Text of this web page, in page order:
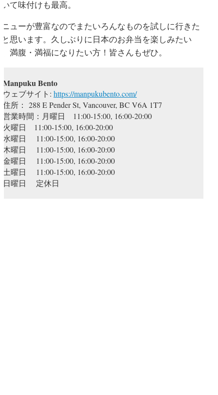
て味付けも最高。
ューが豊富なのでまたいろんなものを試しに行きた
思います。久しぶりに日本のお弁当を楽しみたい
満腹・満福になりたい方！皆さんもぜひ。
Manpuku Bento
ウェブサイト: https://manpukubento.com/
住所： 288 E Pender St, Vancouver, BC V6A 1T7
営業時間：月曜日 11:00-15:00, 16:00-20:00
火曜日 11:00-15:00, 16:00-20:00
水曜日 11:00-15:00, 16:00-20:00
木曜日 11:00-15:00, 16:00-20:00
金曜日 11:00-15:00, 16:00-20:00
土曜日 11:00-15:00, 16:00-20:00
日曜日 定休日